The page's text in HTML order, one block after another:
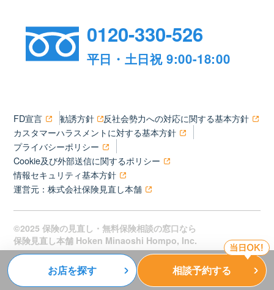
相談予約する
お店を探す
0120-330-526
平日・土日祝 9:00-18:00
FD宣言 勧誘方針
反社会勢力への対応に関する基本方針
カスタマーハラスメントに対する基本方針
プライバシーポリシー
Cookie及び外部送信に関するポリシー
情報セキュリティ基本方針
運営元：株式会社保険見直し本舗
©2025 保険の見直し・無料保険相談の窓口なら
保険見直し本舗 Hoken Minaoshi Hompo, Inc.